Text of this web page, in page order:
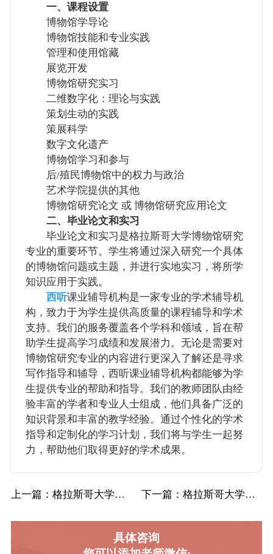
一、课程设置
博物馆学导论
博物馆技能和专业实践
管理和使用馆藏
展览开发
博物馆研究实习
二维数字化：理论与实践
策划生动的实践
策展科学
数字文化遗产
博物馆学习和参与
后/殖民博物馆中的权力与政治
艺术学院提供的其他
博物馆研究论文 或 博物馆研究应用论文
二、毕业论文和实习
毕业论文和实习是格拉斯哥大学博物馆研究
专业的重要环节。学生将通过深入研究一个具体
的博物馆问题或主题，并进行实地实习，将所学
知识应用于实践。
西听课业辅导机构是一家专业的学术辅导机
构，致力于为学生提供高质量的课程辅导和学术
支持。我们的服务覆盖各个学科和领域，旨在帮
助学生提高学习成绩和发展潜力。无论是需要对
博物馆研究专业的内容进行更深入了解还是寻求
写作指导和辅导，西听课业辅导机构都能够为学
生提供专业的帮助和指导。我们的教师团队由经
验丰富的学者和专业人士组成，他们具备广泛的
知识背景和丰富的教学经验。通过个性化的学术
指导和定制化的学习计划，我们将与学生一起努
力，帮助他们取得更好的学术成果。
上一篇 ：格拉斯哥大学格大遗传学辅导避坑指南 下一篇 ：格拉斯哥大学格大动物学辅导避坑指南
具体咨询